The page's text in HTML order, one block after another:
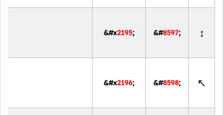
↕
&#8597;
&#x2195;
↖
&#8598;
&#x2196;